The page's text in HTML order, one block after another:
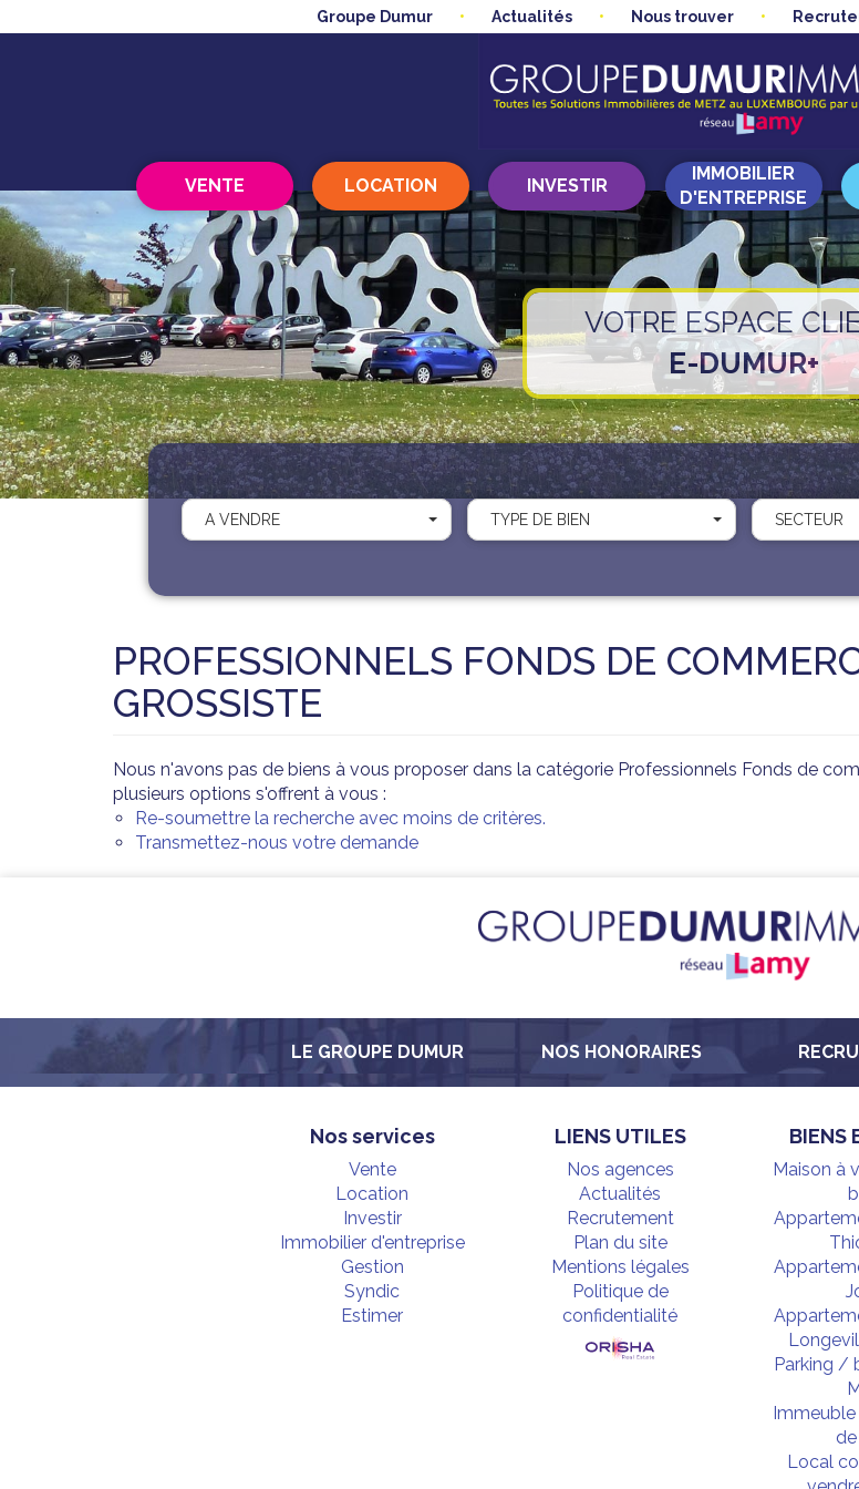
Groupe Dumur Actualités Nous trouver
VENTE LOCATION INVESTIR
IMMOBILIER
D'ENTREPRISE
VOTRE ESPACE
E-DUMUR+
A VENDRE TYPE DE BIEN SECTEUR
PROFESSIONNELS FONDS DE
GROSSISTE
Nous n'avons pas de biens à vous proposer dans la catégorie Professionnels Fonds de
plusieurs options s'offrent à vous :
Re-soumettre la recherche avec moins de critères.
Transmettez-nous votre demande
LE GROUPE DUMUR NOS HONORAIRES
Nos services
Vente
Location
Investir
Immobilier d'entreprise
Gestion
Syndic
Estimer
LIENS UTILES
Nos agences
Actualités
Recrutement
Plan du site
Mentions légales
Politique de
confidentialité
BIENS
Maison à
Parking /
Immeuble
Local